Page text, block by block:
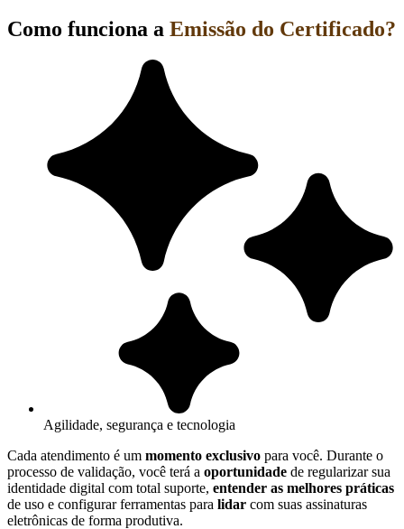
Como funciona a Emissão do Certificado?
Agilidade, segurança e tecnologia
Cada atendimento é um momento exclusivo para você. Durante o
processo de validação, você terá a oportunidade de regularizar sua
identidade digital com total suporte, entender as melhores práticas
de uso e configurar ferramentas para lidar com suas assinaturas
eletrônicas de forma produtiva.